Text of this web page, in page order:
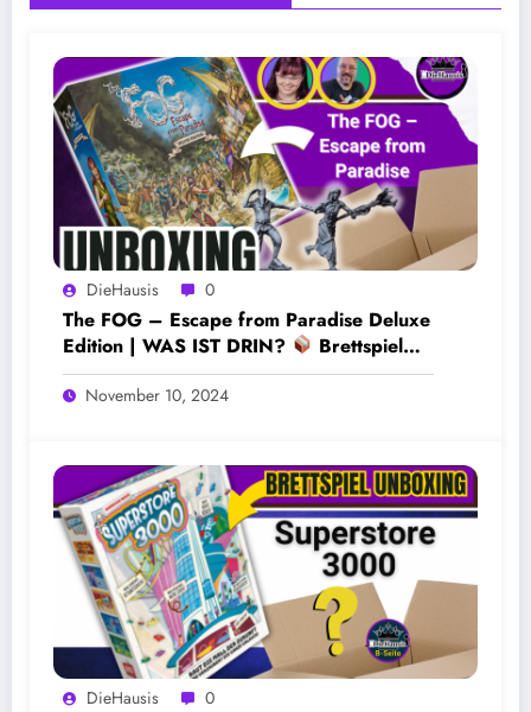
DieHausis 0
The FOG – Escape from Paradise Deluxe
Edition | WAS IST DRIN?
Brettspiel
auspacken
November 10, 2024
DieHausis 0